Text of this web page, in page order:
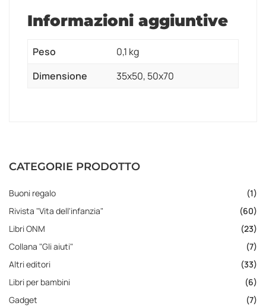
Informazioni aggiuntive
Peso
0,1 kg
Dimensione
35x50, 50x70
CATEGORIE PRODOTTO
Buoni regalo
(1)
Rivista "Vita dell'infanzia"
(60)
Libri ONM
(23)
Collana "Gli aiuti"
(7)
Altri editori
(33)
Libri per bambini
(6)
Gadget
(7)